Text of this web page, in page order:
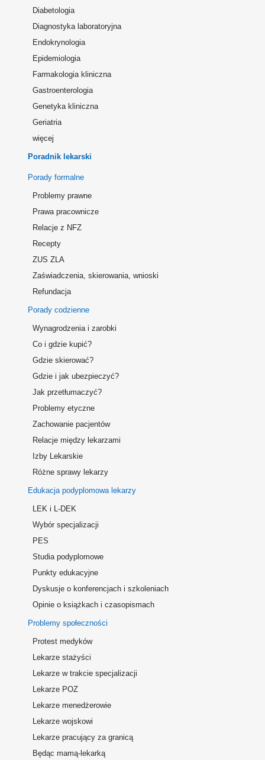
Diabetologia
Diagnostyka laboratoryjna
Endokrynologia
Epidemiologia
Farmakologia kliniczna
Gastroenterologia
Genetyka kliniczna
Geriatria
więcej
Poradnik lekarski
Porady formalne
Problemy prawne
Prawa pracownicze
Relacje z NFZ
Recepty
ZUS ZLA
Zaświadczenia, skierowania, wnioski
Refundacja
Porady codzienne
Wynagrodzenia i zarobki
Co i gdzie kupić?
Gdzie skierować?
Gdzie i jak ubezpieczyć?
Jak przetłumaczyć?
Problemy etyczne
Zachowanie pacjentów
Relacje między lekarzami
Izby Lekarskie
Różne sprawy lekarzy
Edukacja podyplomowa lekarzy
LEK i L-DEK
Wybór specjalizacji
PES
Studia podyplomowe
Punkty edukacyjne
Dyskusje o konferencjach i szkoleniach
Opinie o książkach i czasopismach
Problemy społeczności
Protest medyków
Lekarze stażyści
Lekarze w trakcie specjalizacji
Lekarze POZ
Lekarze menedżerowie
Lekarze wojskowi
Lekarze pracujący za granicą
Będąc mamą-lekarką